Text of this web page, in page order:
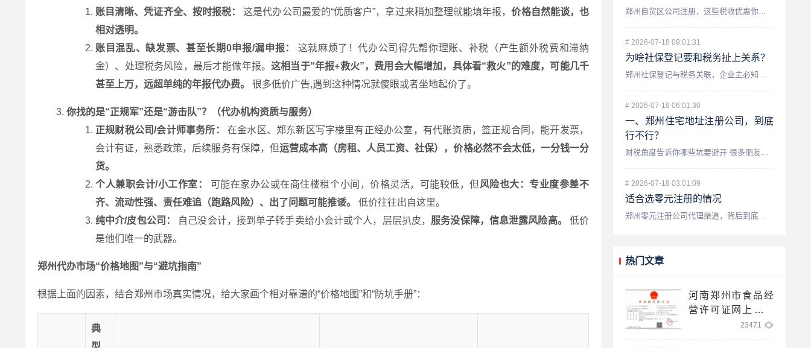
账目清晰、凭证齐全、按时报税：
这是代办公司最爱的“优质客户”，拿过来稍加整理就能填年报，价格自然能谈，也
相对透明。
账目混乱、缺发票、甚至长期0申报/漏申报：
这就麻烦了！代办公司得先帮你理账、补税（产生额外税费和滞纳
金）、处理税务风险，最后才能做年报。这相当于“年报+救火”，费用会大幅增加，具体看“救火”的难度，可能几千
甚至上万，远超单纯的年报代办费。
很多低价广告,遇到这种情况就傻眼或者坐地起价了。
你找的是“正规军”还是“游击队”？（代办机构资质与服务）
正规财税公司/会计师事务所：
在金水区、郑东新区写字楼里有正经办公室，有代账资质，签正规合同，能开发票，
会计有证，熟悉政策，后续服务有保障，但运营成本高（房租、人员工资、社保），价格必然不会太低，一分钱一分
货。
个人兼职会计/小工作室：
可能在家办公或在商住楼租个小间，价格灵活，可能较低，但 风险也大：专业度参差不
齐、流动性强、责任难追（跑路风险）、出了问题可能推诿。
低价往往出自这里。
纯中介/皮包公司：
自己没会计，接到单子转手卖给小会计或个人，层层扒皮， 服务没保障，信息泄露风险高。
低价
是他们唯一的武器。
郑州代办市场“价格地图”与“避坑指南”
根据上面的因素，结合郑州市场真实情况，给大家画个相对靠谱的“价格地图”和“防坑手册”：
典
# 2026-07-18 09:01:31
为啥社保登记要和税务扯上关系？
# 2026-07-18 06:01:30
一、郑州住宅地址注册公司，到底
行不行？
# 2026-07-18 03:01:09
适合选零元注册的情况
热门文章
河南郑州市食品经
营许可证网上申请
23471